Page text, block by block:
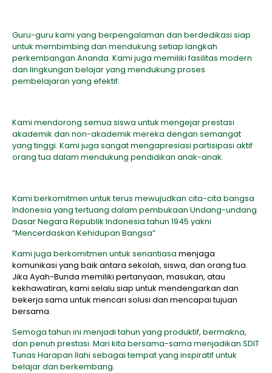
Guru-guru kami yang berpengalaman dan berdedikasi siap
untuk membimbing dan mendukung setiap langkah
perkembangan Ananda. Kami juga memiliki fasilitas modern
dan lingkungan belajar yang mendukung proses
pembelajaran yang efektif.
Kami mendorong semua siswa untuk mengejar prestasi
akademik dan non-akademik mereka dengan semangat
yang tinggi. Kami juga sangat mengapresiasi partisipasi aktif
orang tua dalam mendukung pendidikan anak-anak.
Kami berkomitmen untuk terus mewujudkan cita-cita bangsa
Indonesia yang tertuang dalam pembukaan Undang-undang
Dasar Negara Republik Indonesia tahun 1945 yakni
“Mencerdaskan Kehidupan Bangsa”
Kami juga berkomitmen untuk senantiasa menjaga
komunikasi yang baik antara sekolah, siswa, dan orang tua.
Jika Ayah-Bunda memiliki pertanyaan, masukan, atau
kekhawatiran, kami selalu siap untuk mendengarkan dan
bekerja sama untuk mencari solusi dan mencapai tujuan
bersama.
Semoga tahun ini menjadi tahun yang produktif, bermakna,
dan penuh prestasi. Mari kita bersama-sama menjadikan SDIT
Tunas Harapan Ilahi sebagai tempat yang inspiratif untuk
belajar dan berkembang.